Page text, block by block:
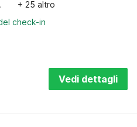
+ 25 altro
check-in
Vedi dettagli